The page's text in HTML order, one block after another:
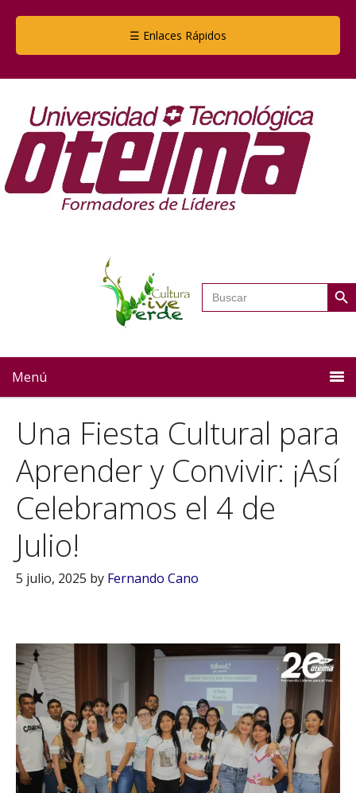
☰ Enlaces Rápidos
Buscar: Botón
Menú
Una Fiesta Cultural para
Aprender y Convivir: ¡Así
Celebramos el 4 de
Julio!
5 julio, 2025 by Fernando Cano